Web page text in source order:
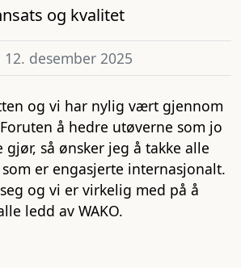
og kvalitet
desember 2025
og vi har nylig vært gjennom
å hedre utøverne som jo
gjør, så ønsker jeg å takke alle
er engasjerte internasjonalt.
og vi er virkelig med på å
ledd av WAKO.